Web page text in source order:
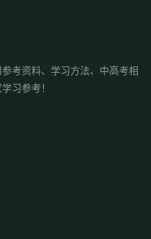
考资料、学习方法、中高考相
习参考！